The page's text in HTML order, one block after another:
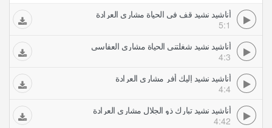
أناشيد نشيد قف في الحياة مشاري العرادة
5:1
أناشيد نشيد شغلتني الحياة مشاري العفاسي
4:3
أناشيد نشيد إليك أفر مشاري العرادة
4:4
أناشيد نشيد تبارك ذو الجلال مشاري العرادة
4:42